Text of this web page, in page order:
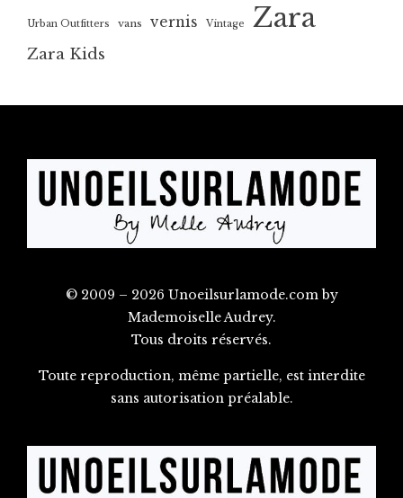
Urban Outfitters vans vernis Vintage Zara
Zara Kids
© 2009 – 2026 Unoeilsurlamode.com by
Mademoiselle Audrey.
Tous droits réservés.
Toute reproduction, même partielle, est interdite
sans autorisation préalable.